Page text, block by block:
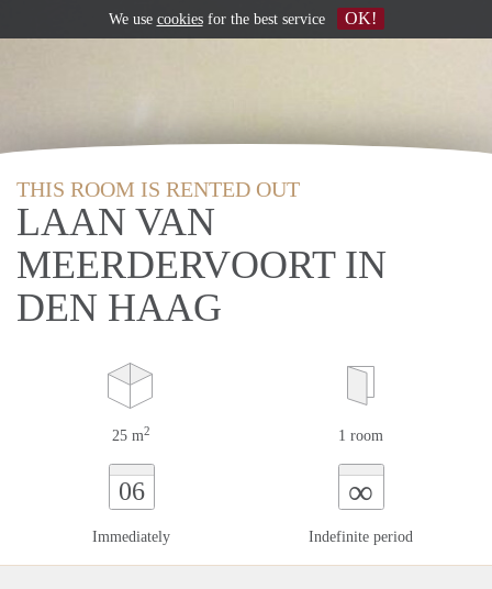
THIS ROOM IS RENTED OUT
LAAN VAN
MEERDERVOORT IN
DEN HAAG
25 m2 1 room
06
Immediately
∞
Indefinite period
We use cookiesfor the best service OK!